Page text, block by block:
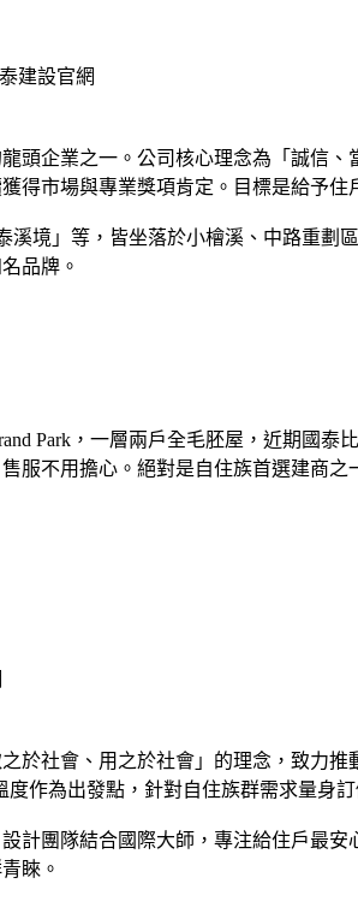
建設官網
頭企業之一。公司核心理念為「誠信
得市場與專業獎項肯定。目標是給予住
境」等，皆坐落於小檜溪、中路重
品牌。
Park，一層兩戶全毛胚屋，近期國
服不用擔心。絕對是自住族首選建商之
於社會、用之於社會」的理念，致力
作為出發點，針對自住族群需求量身訂
團隊結合國際大師，專注給住戶最
睞。​